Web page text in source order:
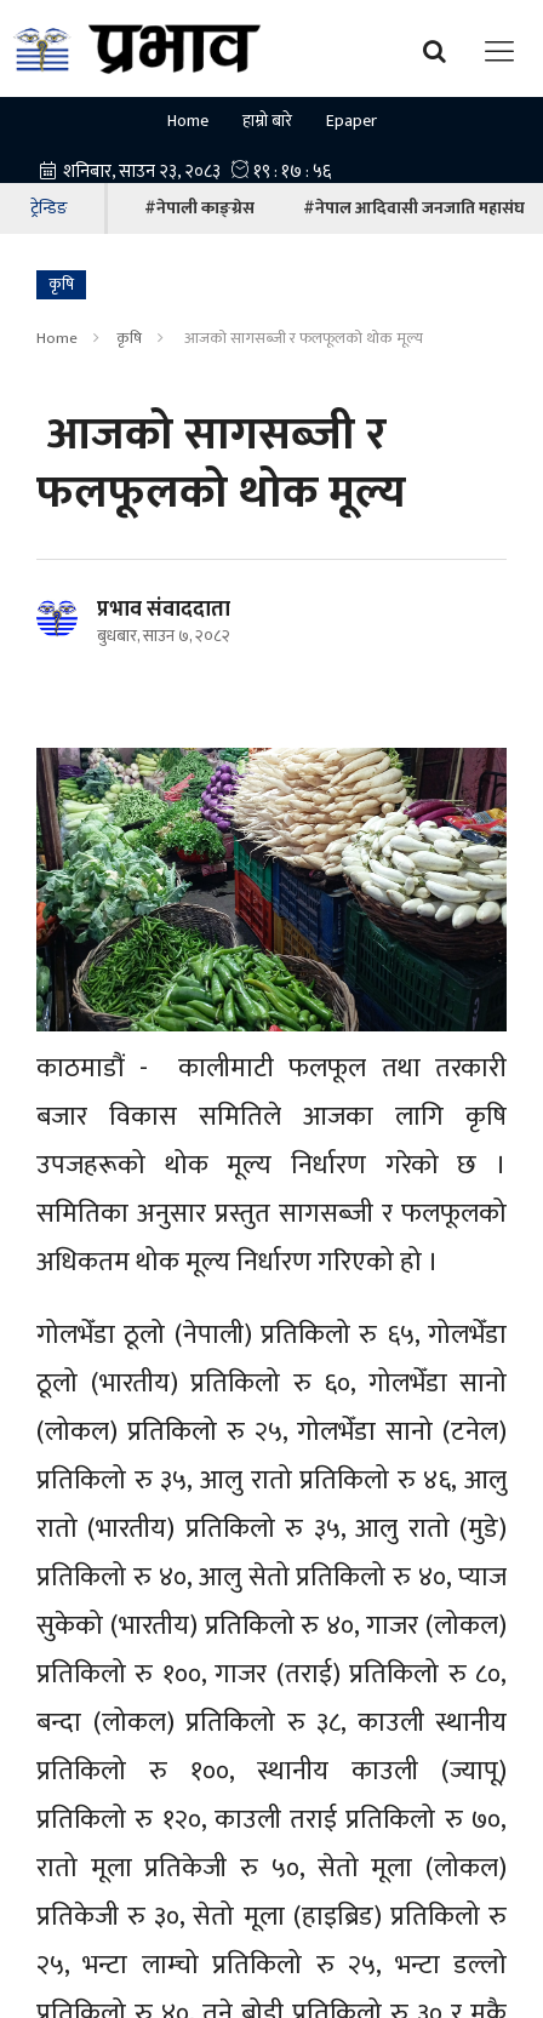
Home हाम्रो बारे Epaper
ट्रेन्डिङ #नेपाली काङ्ग्रेस #नेपाल आदिवासी जनजाति महासंघ
कृषि
Home कृषि आजको सागसब्जी र फलफूलको थोक मूल्य
आजको सागसब्जी र
फलफूलको थोक मूल्य
प्रभाव संवाददाता
बुधबार, साउन ७, २०८२
काठमाडौं - कालीमाटी फलफूल तथा तरकारी
बजार विकास समितिले आजका लागि कृषि
उपजहरूको थोक मूल्य निर्धारण गरेको छ ।
समितिका अनुसार प्रस्तुत सागसब्जी र फलफूलको
अधिकतम थोक मूल्य निर्धारण गरिएको हो ।
गोलभेँडा ठूलो (नेपाली) प्रतिकिलो रु ६५, गोलभेँडा
ठूलो (भारतीय) प्रतिकिलो रु ६०, गोलभेँडा सानो
(लोकल) प्रतिकिलो रु २५, गोलभेँडा सानो (टनेल)
प्रतिकिलो रु ३५, आलु रातो प्रतिकिलो रु ४६, आलु
रातो (भारतीय) प्रतिकिलो रु ३५, आलु रातो (मुडे)
प्रतिकिलो रु ४०, आलु सेतो प्रतिकिलो रु ४०, प्याज
सुकेको (भारतीय) प्रतिकिलो रु ४०, गाजर (लोकल)
प्रतिकिलो रु १००, गाजर (तराई) प्रतिकिलो रु ८०,
बन्दा (लोकल) प्रतिकिलो रु ३८, काउली स्थानीय
प्रतिकिलो रु १००, स्थानीय काउली (ज्यापू)
प्रतिकिलो रु १२०, काउली तराई प्रतिकिलो रु ७०,
रातो मूला प्रतिकेजी रु ५०, सेतो मूला (लोकल)
प्रतिकेजी रु ३०, सेतो मूला (हाइब्रिड) प्रतिकिलो रु
२५, भन्टा लाम्चो प्रतिकिलो रु २५, भन्टा डल्लो